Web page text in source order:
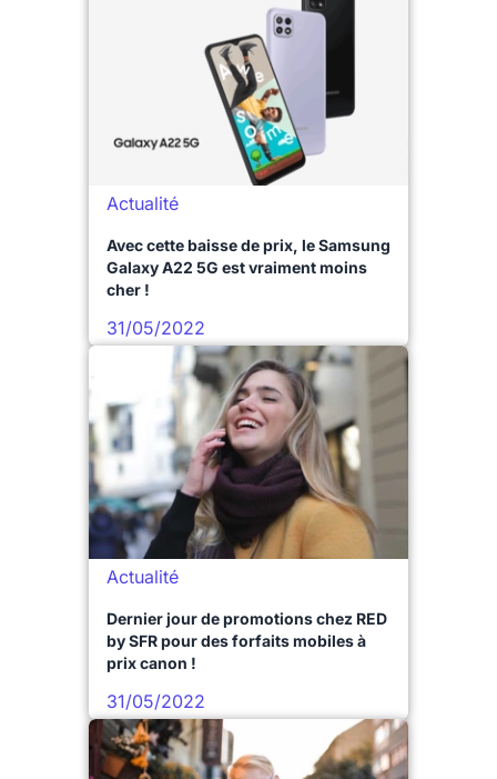
Actualité
Avec cette baisse de prix, le Samsung
Galaxy A22 5G est vraiment moins
cher !
31/05/2022
Actualité
Dernier jour de promotions chez RED
by SFR pour des forfaits mobiles à
prix canon !
31/05/2022